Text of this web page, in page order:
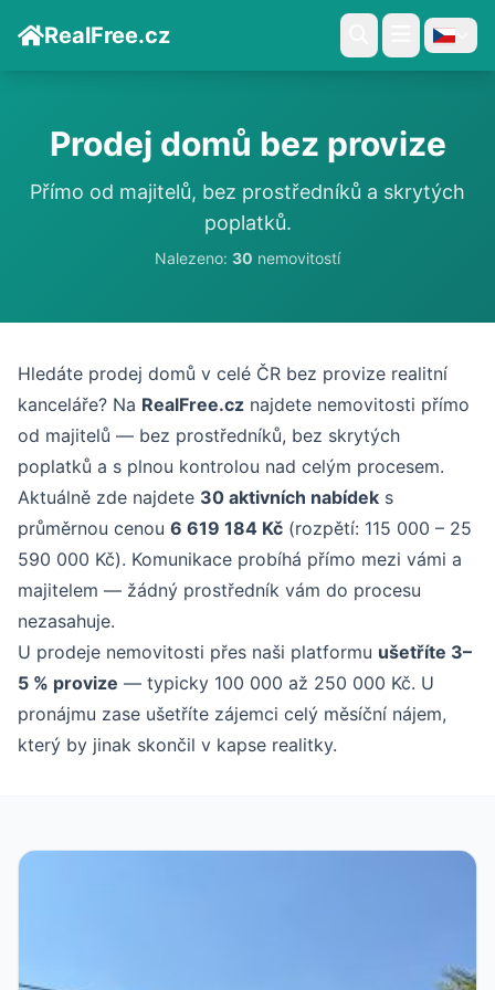
RealFree.cz
Prodej domů bez provize
Přímo od majitelů, bez prostředníků a skrytých
poplatků.
Nalezeno: 30 nemovitostí
Hledáte prodej domů v celé ČR bez provize realitní
kanceláře? Na RealFree.cz najdete nemovitosti přímo
od majitelů — bez prostředníků, bez skrytých
poplatků a s plnou kontrolou nad celým procesem.
Aktuálně zde najdete 30 aktivních nabídek s
průměrnou cenou 6 619 184 Kč (rozpětí: 115 000 – 25
590 000 Kč). Komunikace probíhá přímo mezi vámi a
majitelem — žádný prostředník vám do procesu
nezasahuje.
U prodeje nemovitosti přes naši platformu ušetříte 3–
5 % provize — typicky 100 000 až 250 000 Kč. U
pronájmu zase ušetříte zájemci celý měsíční nájem,
který by jinak skončil v kapse realitky.